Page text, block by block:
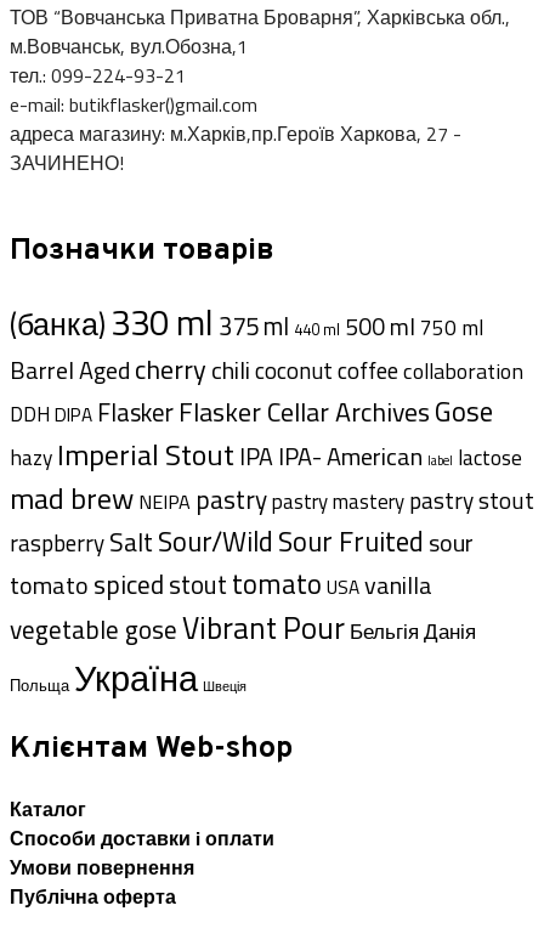
ТОВ “Вовчанська Приватна Броварня”, Харківська обл.,
м.Вовчанськ, вул.Обозна,1
тел.: 099-224-93-21
e-mail: butikflasker()gmail.com
адреса магазину: м.Харків,пр.Героїв Харкова, 27 -
ЗАЧИНЕНО!
Позначки товарів
(банка)330 ml 375 ml 440 ml 500 ml 750 ml
Barrel Agedcherrychilicoconutcoffeecollaboration
DDH DIPA FlaskerFlasker Cellar ArchivesGose
hazy Imperial Stout IPA IPA- American label lactose
mad brew NEIPA pastrypastry masterypastry stout
raspberrySaltSour/Wild Sour Fruited sour
tomatospicedstouttomato USAvanilla
vegetable goseVibrant PourБельгіяДанія
Польща Україна Швеція
Клієнтам Web-shop
Каталог
Способи доставки i оплати
Умови повернення
Публічна оферта